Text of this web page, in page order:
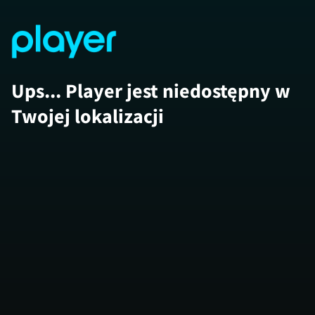
Ups... Player jest niedostępny w
Twojej lokalizacji